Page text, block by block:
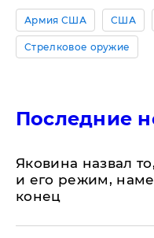
Армия США США
Стрелковое оружие
Последние
Яковина назвал
и его режим,
конец